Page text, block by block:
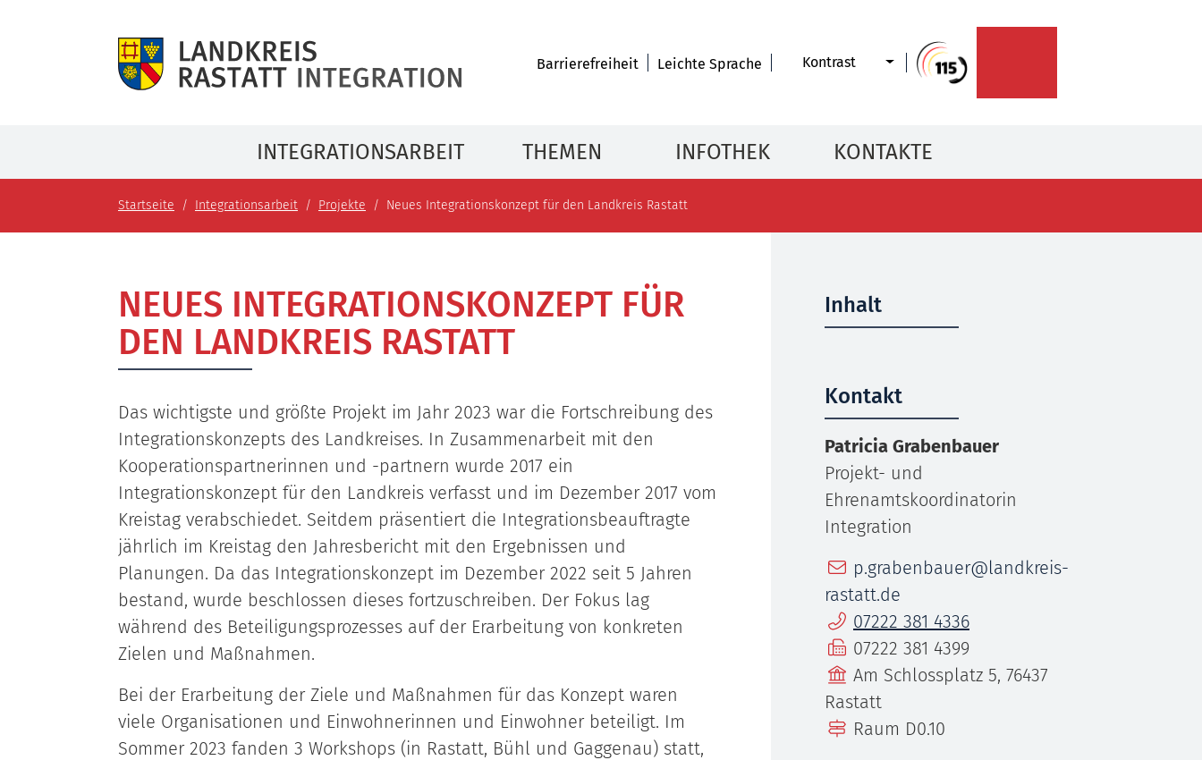
Barrierefreiheit Leichte Sprache Kontrast
INTEGRATIONSARBEIT THEMEN INFOTHEK KONTAKTE
Startseite Integrationsarbeit Projekte Neues Integrationskonzept für den Landkreis Rastatt
NEUES INTEGRATIONSKONZEPT FÜR
DEN LANDKREIS RASTATT
Das wichtigste und größte Projekt im Jahr 2023 war die Fortschreibung des
Integrationskonzepts des Landkreises. In Zusammenarbeit mit den
Kooperationspartnerinnen und -partnern wurde 2017 ein
Integrationskonzept für den Landkreis verfasst und im Dezember 2017 vom
Kreistag verabschiedet. Seitdem präsentiert die Integrationsbeauftragte
jährlich im Kreistag den Jahresbericht mit den Ergebnissen und
Planungen. Da das Integrationskonzept im Dezember 2022 seit 5 Jahren
bestand, wurde beschlossen dieses fortzuschreiben. Der Fokus lag
während des Beteiligungsprozesses auf der Erarbeitung von konkreten
Zielen und Maßnahmen.
Bei der Erarbeitung der Ziele und Maßnahmen für das Konzept waren
viele Organisationen und Einwohnerinnen und Einwohner beteiligt. Im
Sommer 2023 fanden 3 Workshops (in Rastatt, Bühl und Gaggenau) statt,
Inhalt
Kontakt
Patricia Grabenbauer
Projekt- und
Ehrenamtskoordinatorin
Integration
E-Mailp.grabenbauer@landkreis-
rastatt.de
Telefon07222 381 4336
Fax 07222 381 4399
Gebäude
Am Schlossplatz 5, 76437
Rastatt
Raum D0.10